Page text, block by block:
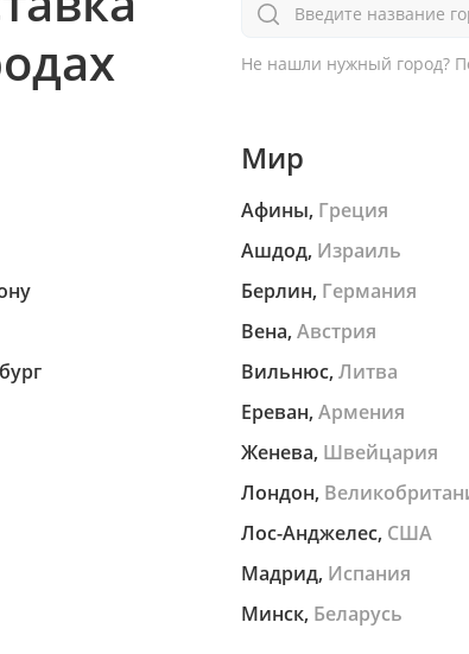
Введите название
Мир
Афины, Греция
Ашдод, Израиль
Берлин, Германия
Вена, Австрия
Вильнюс, Литва
Ереван, Армения
Женева, Швейцария
Лондон,
Лос-Анджелес, США
Мадрид, Испания
Минск, Беларусь
Не нашли нужный город?